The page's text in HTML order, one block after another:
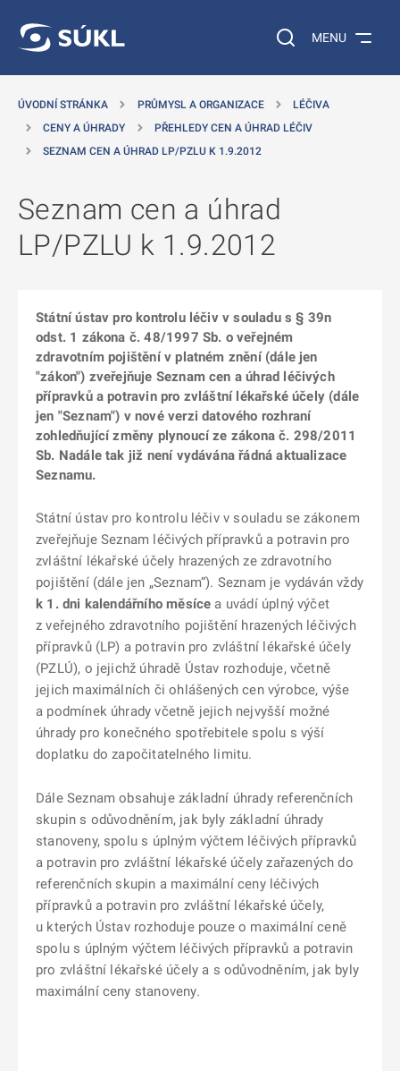
Vyhledávání na
MENU
ÚVODNÍ STRÁNKA PRŮMYSL A ORGANIZACE
LÉČIVA
CENY A ÚHRADY
PŘEHLEDY CEN A ÚHRAD LÉČIV
SEZNAM CEN A ÚHRAD LP/PZLU K 1.9.2012
Seznam cen a úhrad
LP/PZLU k 1.9.2012
Státní ústav pro kontrolu léčiv v souladu s § 39n
odst. 1 zákona č. 48/1997 Sb. o veřejném
zdravotním pojištění v platném znění (dále jen
"zákon") zveřejňuje Seznam cen a úhrad léčivých
přípravků a potravin pro zvláštní lékařské účely (dále
jen "Seznam") v nové verzi datového rozhraní
zohledňující změny plynoucí ze zákona č. 298/2011
Sb. Nadále tak již není vydávána řádná aktualizace
Seznamu.
Státní ústav pro kontrolu léčiv v souladu se zákonem
zveřejňuje Seznam léčivých přípravků a potravin pro
zvláštní lékařské účely hrazených ze zdravotního
pojištění (dále jen „Seznam“). Seznam je vydáván vždy
k 1. dni kalendářního měsíce a uvádí úplný výčet
z veřejného zdravotního pojištění hrazených léčivých
přípravků (LP) a potravin pro zvláštní lékařské účely
(PZLÚ), o jejichž úhradě Ústav rozhoduje, včetně
jejich maximálních či ohlášených cen výrobce, výše
a podmínek úhrady včetně jejich nejvyšší možné
úhrady pro konečného spotřebitele spolu s výší
doplatku do započitatelného limitu.
Dále Seznam obsahuje základní úhrady referenčních
skupin s odůvodněním, jak byly základní úhrady
stanoveny, spolu s úplným výčtem léčivých přípravků
a potravin pro zvláštní lékařské účely zařazených do
referenčních skupin a maximální ceny léčivých
přípravků a potravin pro zvláštní lékařské účely,
u kterých Ústav rozhoduje pouze o maximální ceně
spolu s úplným výčtem léčivých přípravků a potravin
pro zvláštní lékařské účely a s odůvodněním, jak byly
maximální ceny stanoveny.